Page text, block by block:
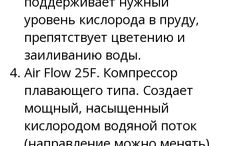
уровень кислорода в пруду,
препятствует цветению и
заиливанию воды.
Air Flow 25F. Компрессор
плавающего типа. Создает
мощный, насыщенный
кислородом водяной поток